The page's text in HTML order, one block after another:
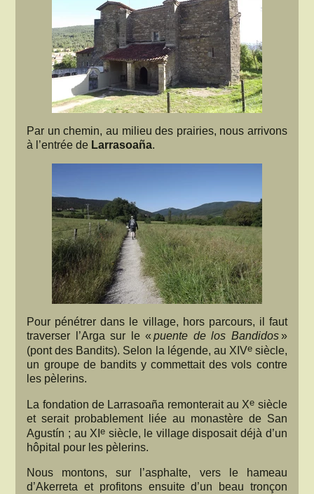
Par un chemin, au milieu des prairies, nous arrivons
à l’entrée de Larrasoaña.
Pour pénétrer dans le village, hors parcours, il faut
traverser l’Arga sur le «puente de los Bandidos»
(pont des Bandits). Selon la légende, au XIVesiècle,
un groupe de bandits y commettait des vols contre
les pèlerins.
La fondation de Larrasoaña remonterait au Xe siècle
et serait probablement liée au monastère de San
Agustín ; au XIe siècle, le village disposait déjà d’un
hôpital pour les pèlerins.
Nous montons, sur l’asphalte, vers le hameau
d’Akerreta et profitons ensuite d’un beau tronçon